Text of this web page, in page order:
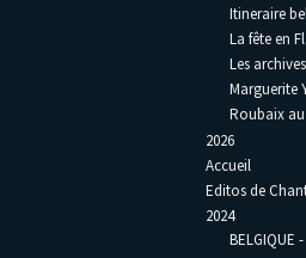
Itineraire
La fête en
Les
Marguerite
Roubaix au
2026
Accueil
Editos de
2024
BELGIQUE